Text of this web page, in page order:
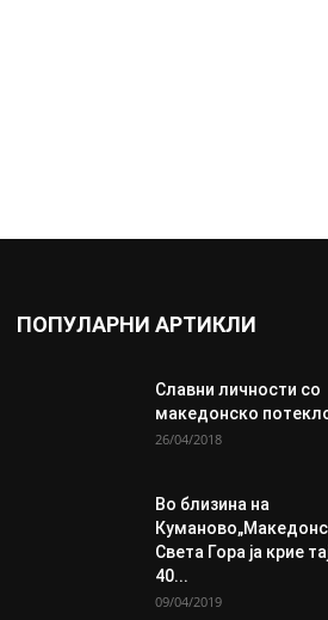
ПОПУЛАРНИ АРТИКЛИ
Славни личности со
македонско
26/04/2018
Во близина на
Света Гора ја крие
40...
09/04/2019